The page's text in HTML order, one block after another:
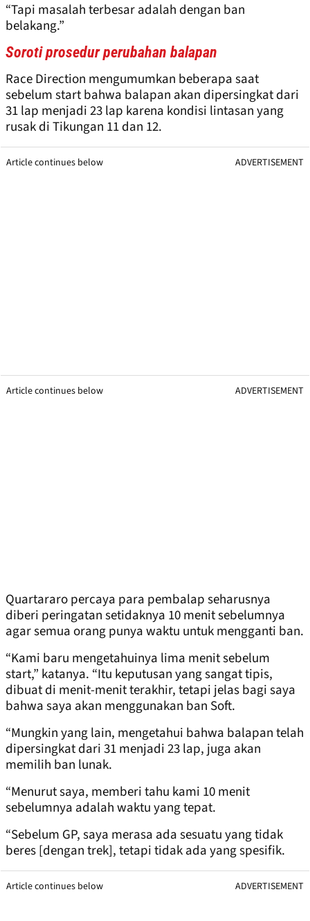
“Tapi masalah terbesar adalah dengan ban
belakang.”
Soroti prosedur perubahan balapan
Race Direction mengumumkan beberapa saat
sebelum start bahwa balapan akan dipersingkat dari
31 lap menjadi 23 lap karena kondisi lintasan yang
rusak di Tikungan 11 dan 12.
Article continues below ADVERTISEMENT
Article continues below ADVERTISEMENT
Quartararo percaya para pembalap seharusnya
diberi peringatan setidaknya 10 menit sebelumnya
agar semua orang punya waktu untuk mengganti ban.
“Kami baru mengetahuinya lima menit sebelum
start,” katanya. “Itu keputusan yang sangat tipis,
dibuat di menit-menit terakhir, tetapi jelas bagi saya
bahwa saya akan menggunakan ban Soft.
“Mungkin yang lain, mengetahui bahwa balapan telah
dipersingkat dari 31 menjadi 23 lap, juga akan
memilih ban lunak.
“Menurut saya, memberi tahu kami 10 menit
sebelumnya adalah waktu yang tepat.
“Sebelum GP, saya merasa ada sesuatu yang tidak
beres [dengan trek], tetapi tidak ada yang spesifik.
Article continues below ADVERTISEMENT